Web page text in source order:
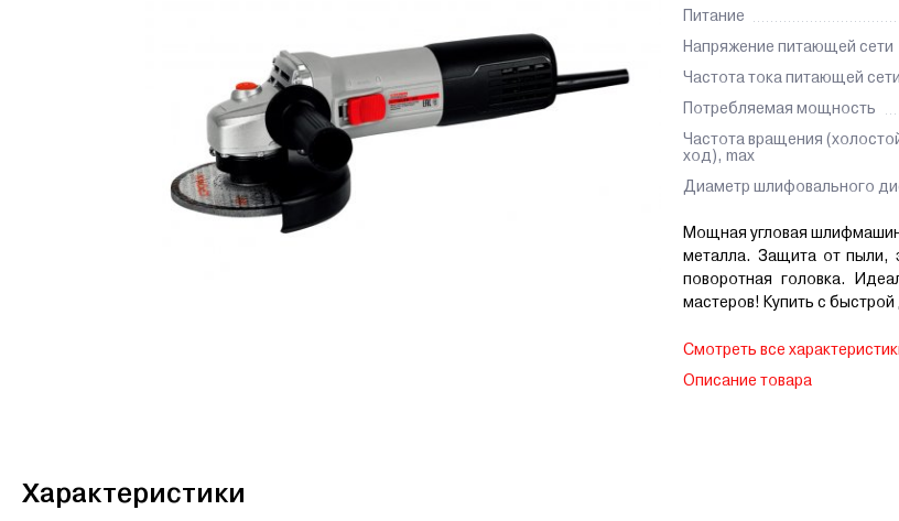
Питание
Напряжение питающей сети
Частота тока питающей сети
Потребляемая мощность
Частота вращения
ход), max
Диаметр шлифовального
Мощная угловая
металла. Защита от пыли,
поворотная головка.
мастеров! Купить с быстрой
Смотреть все
Описание товара
Характеристики